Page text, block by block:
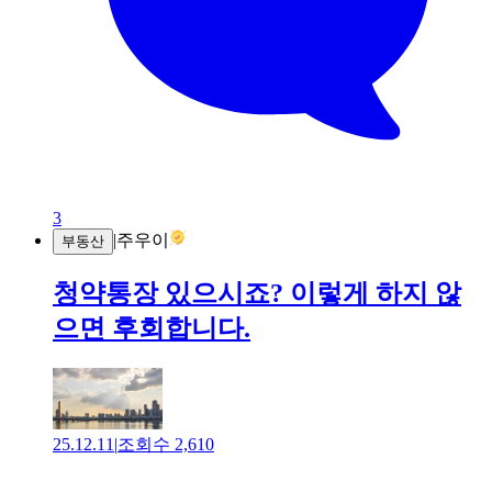
3
부동산 |주우이
청약통장 있으시죠? 이렇게 하지 않
으면 후회합니다.
25.12.11 |조회수 2,610